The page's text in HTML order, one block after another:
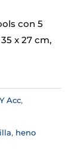
con 5
x 27 cm,
Acc,
, heno